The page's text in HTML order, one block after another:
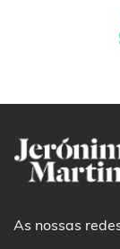
As nossas